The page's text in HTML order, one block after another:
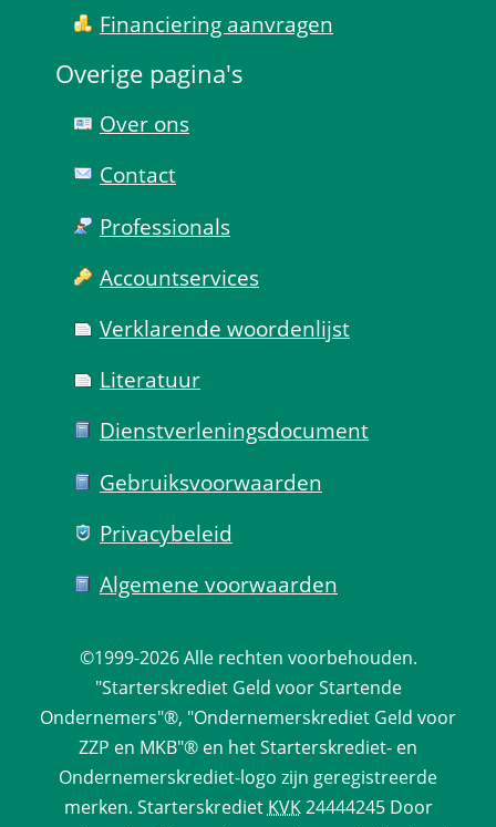
Financiering aanvragen
Overige pagina's
Over ons
Contact
Professionals
Account­services
Verklarende woorden­lijst
Literatuur
Dienst­verlenings­document
Gebruiks­voorwaarden
Privacy­beleid
Algemene voorwaarden
©1999-2026 Alle rechten voorbehouden.
"Starterskrediet Geld voor Startende
Ondernemers"®, "Ondernemerskrediet Geld voor
ZZP en MKB"® en het Starterskrediet- en
Ondernemerskrediet-logo zijn geregistreerde
merken. Starterskrediet KVK 24444245 Door